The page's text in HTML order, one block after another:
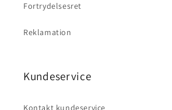
Fortrydelsesret
Reklamation
Kundeservice
Kontakt kundeservice